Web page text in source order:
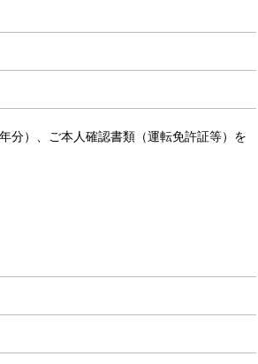
分）、ご本人確認書類（運転免許証等）を